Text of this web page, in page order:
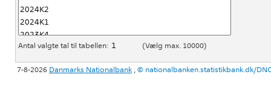
Antal valgte tal til tabellen: (Vælg max. 10000)
7-8-2026 Danmarks Nationalbank,© nationalbanken.statistikbank.dk/